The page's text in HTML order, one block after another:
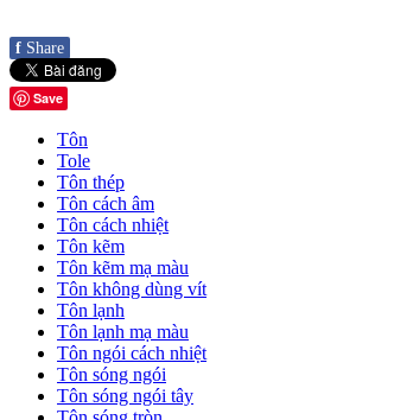
f Share
Save
Tôn
Tole
Tôn thép
Tôn cách âm
Tôn cách nhiệt
Tôn kẽm
Tôn kẽm mạ màu
Tôn không dùng vít
Tôn lạnh
Tôn lạnh mạ màu
Tôn ngói cách nhiệt
Tôn sóng ngói
Tôn sóng ngói tây